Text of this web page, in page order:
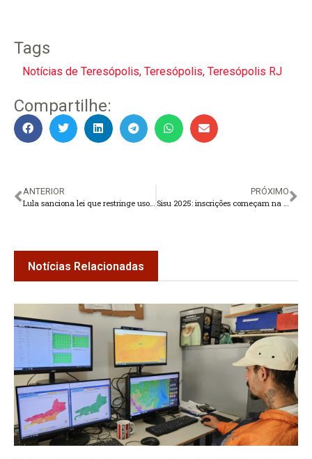
Tags
Notícias de Teresópolis, Teresópolis, Teresópolis RJ
Compartilhe:
ANTERIOR
PRÓXIMO
Notícias Relacionadas